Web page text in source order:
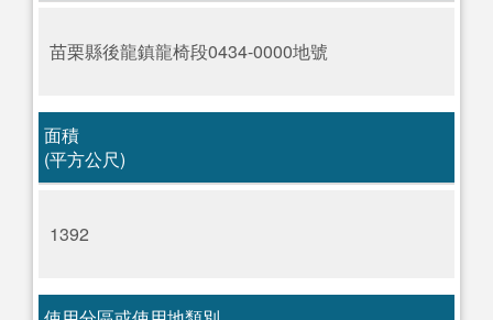
苗栗縣後龍鎮龍椅段0434-0000地號
面積
(平方公尺)
1392